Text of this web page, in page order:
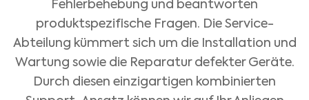
Fehlerbehebung und beantworten
produktspezifische Fragen. Die Service-
Abteilung kümmert sich um die Installation und
Wartung sowie die Reparatur defekter Geräte.
Durch diesen einzigartigen kombinierten